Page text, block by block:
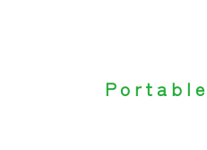
Portable